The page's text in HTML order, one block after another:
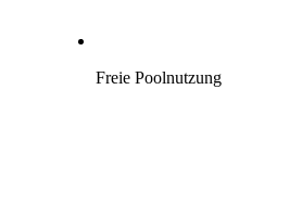
Freie Poolnutzung